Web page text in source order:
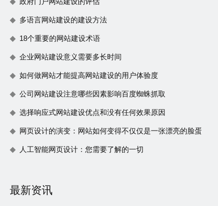
多语言网站建设的建设方法
18个重要的网站建设术语
企业网站建设意义需要多长时间
如何做网站才能提高网站建设的用户体验度
公司网站建设注意哪些因素影响百度蜘蛛抓取
选择响应式网站建设优点和没有任何效果原因
网页设计的演变：网站如何变得不仅仅是一张漂亮的脸蛋
人工智能网页设计：您需要了解的一切
最新资讯